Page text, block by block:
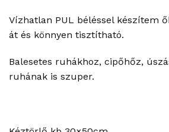
Vízhatlan PUL béléssel készítem
át és könnyen tisztítható.
Balesetes ruhákhoz, cipőhőz,
ruhának is szuper.